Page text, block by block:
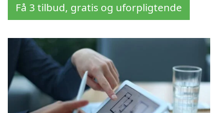
Få 3 tilbud, gratis og uforpligtende